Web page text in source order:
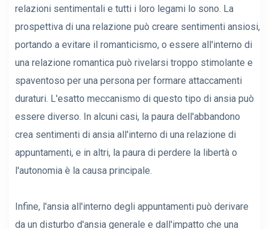
relazioni sentimentali e tutti i loro legami lo sono. La
prospettiva di una relazione può creare sentimenti ansiosi,
portando a evitare il romanticismo, o essere all'interno di
una relazione romantica può rivelarsi troppo stimolante e
spaventoso per una persona per formare attaccamenti
duraturi. L'esatto meccanismo di questo tipo di ansia può
essere diverso. In alcuni casi, la paura dell'abbandono
crea sentimenti di ansia all'interno di una relazione di
appuntamenti, e in altri, la paura di perdere la libertà o
l'autonomia è la causa principale.
Infine, l'ansia all'interno degli appuntamenti può derivare
da un disturbo d'ansia generale e dall'impatto che una